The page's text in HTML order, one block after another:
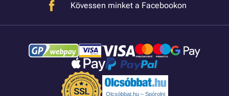
Kövessen minket a Facebookon
Olcsóbbat.hu – Spórolni